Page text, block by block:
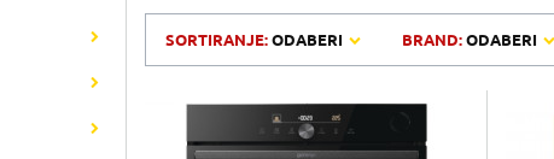
SORTIRANJE:ODABERI BRAND:ODABERI